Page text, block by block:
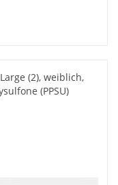
(2), weiblich,
(PPSU)